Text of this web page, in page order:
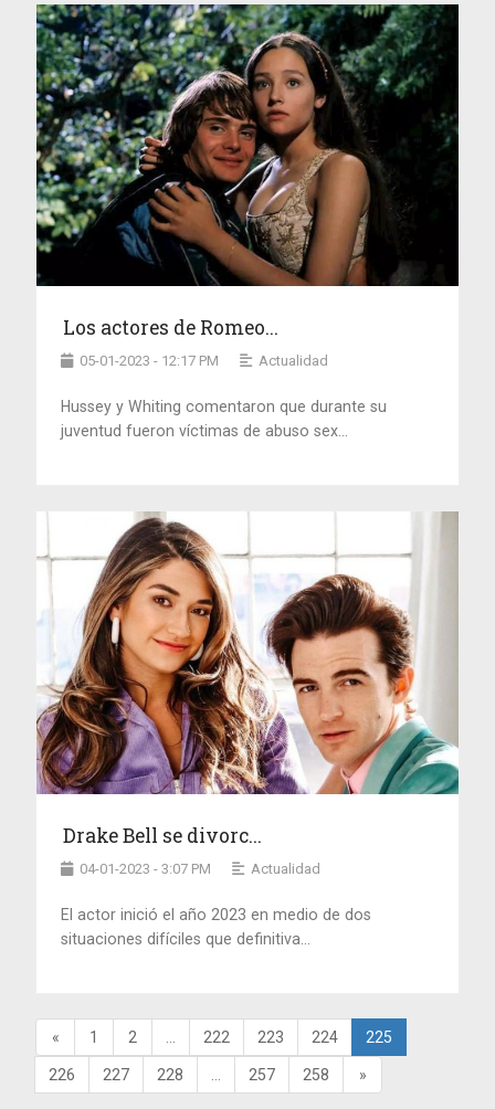
Los actores de Romeo...
05-01-2023 - 12:17 PM Actualidad
Hussey y Whiting comentaron que durante su
juventud fueron víctimas de abuso sex...
Drake Bell se divorc...
04-01-2023 - 3:07 PM Actualidad
El actor inició el año 2023 en medio de dos
situaciones difíciles que definitiva...
« 1 2 222 223 224 225
226 227 228 257 258 »